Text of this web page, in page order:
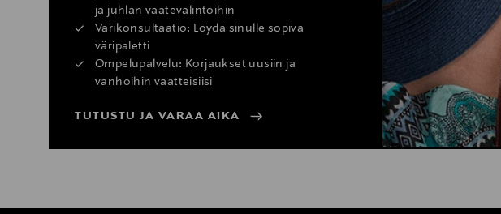
ja juhlan vaatevalintoihin
Värikonsultaatio: Löydä sinulle sopiva
väripaletti
Ompelupalvelu: Korjaukset uusiin ja
vanhoihin vaatteisiisi
TUTUSTU JA VARAA AIKA